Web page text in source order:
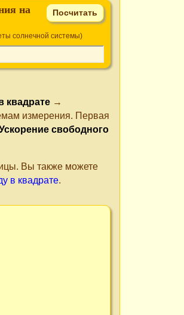
на
солнечной системы)
квадрате →
измерения. Первая
свободного
Вы также можете
в квадрате.